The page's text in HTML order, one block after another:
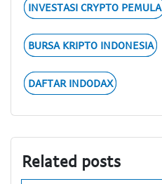
INVESTASI CRYPTO PEMULA
BURSA KRIPTO INDONESIA
DAFTAR INDODAX
Related posts